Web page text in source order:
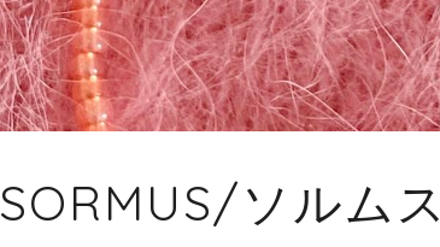
SORMUS/ソルムス